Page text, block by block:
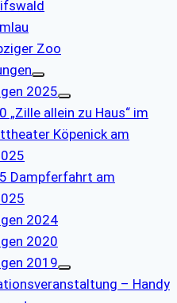
Zoo
2025
„Zille allein zu Haus“ im
Köpenick am
Dampferfahrt am
2024
2020
2019
– Handy